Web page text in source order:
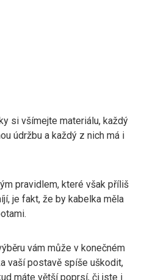
si všímejte materiálu, každý
údržbu a každý z nich má i
pravidlem, které však příliš
je fakt, že by kabelka měla
vám může v konečném
vaší postavě spíše uškodit,
máte větší poprsí, či jste i